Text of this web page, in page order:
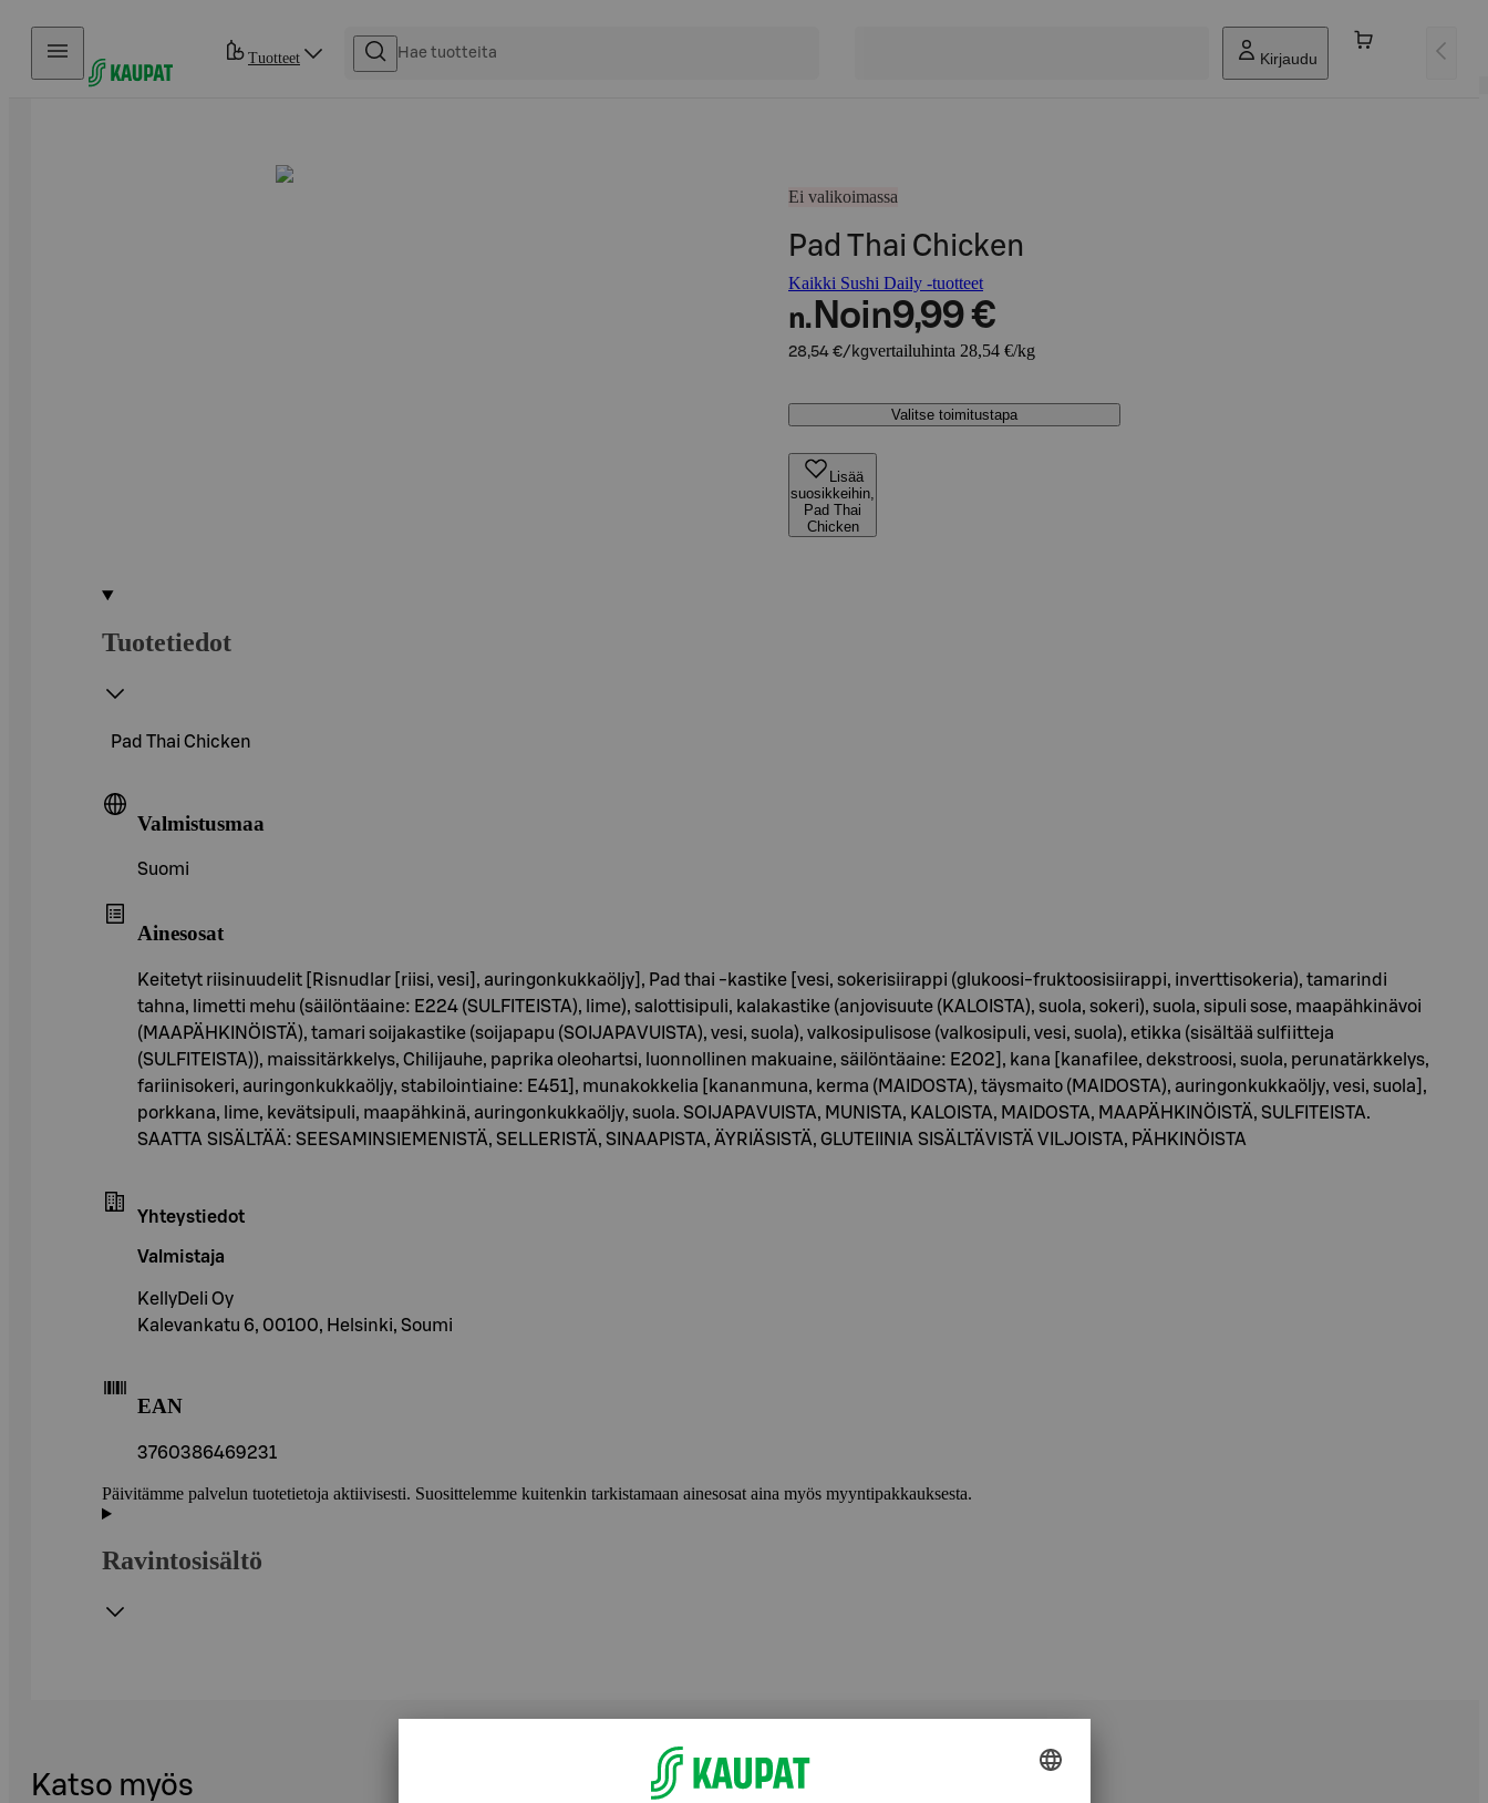
Hyppää sisältöön
Tuotteet Kirjaudu
Ei valikoimassa
Pad Thai Chicken
Kaikki Sushi Daily -tuotteet
n. Noin9,99 €
28,54 €/kgvertailuhinta 28,54 €/kg
Valitse toimitustapa
Lisää
suosikkeihin,
Pad Thai
Chicken
Tuotetiedot
Pad Thai Chicken
Valmistusmaa
Suomi
Ainesosat
Keitetyt riisinuudelit [Risnudlar [riisi, vesi], auringonkukkaöljy], Pad thai -kastike [vesi, sokerisiirappi (glukoosi-fruktoosisiirappi, inverttisokeria), tamarindi
tahna, limetti mehu (säilöntäaine: E224 (SULFITEISTA), lime), salottisipuli, kalakastike (anjovisuute (KALOISTA), suola, sokeri), suola, sipuli sose, maapähkinävoi
(MAAPÄHKINÖISTÄ), tamari soijakastike (soijapapu (SOIJAPAVUISTA), vesi, suola), valkosipulisose (valkosipuli, vesi, suola), etikka (sisältää sulfiitteja
(SULFITEISTA)), maissitärkkelys, Chilijauhe, paprika oleohartsi, luonnollinen makuaine, säilöntäaine: E202], kana [kanafilee, dekstroosi, suola, perunatärkkelys,
fariinisokeri, auringonkukkaöljy, stabilointiaine: E451], munakokkelia [kananmuna, kerma (MAIDOSTA), täysmaito (MAIDOSTA), auringonkukkaöljy, vesi, suola],
porkkana, lime, kevätsipuli, maapähkinä, auringonkukkaöljy, suola. SOIJAPAVUISTA, MUNISTA, KALOISTA, MAIDOSTA, MAAPÄHKINÖISTÄ, SULFITEISTA.
SAATTA SISÄLTÄÄ: SEESAMINSIEMENISTÄ, SELLERISTÄ, SINAAPISTA, ÄYRIÄSISTÄ, GLUTEIINIA SISÄLTÄVISTÄ VILJOISTA, PÄHKINÖISTA
Yhteystiedot
Valmistaja
KellyDeli Oy
Kalevankatu 6, 00100, Helsinki, Soumi
EAN
3760386469231
Päivitämme palvelun tuotetietoja aktiivisesti. Suosittelemme kuitenkin tarkistamaan ainesosat aina myös myyntipakkauksesta.
Ravintosisältö
Katso myös